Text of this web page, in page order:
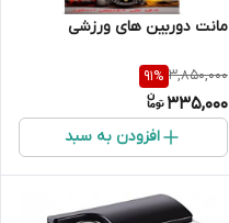
مانت دوربین های ورزشی
3,850,000
91%
335,000
افزودن به سبد